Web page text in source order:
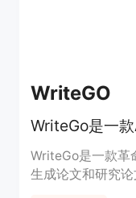
WriteGO
WriteGo是一款革
生成论文和研究